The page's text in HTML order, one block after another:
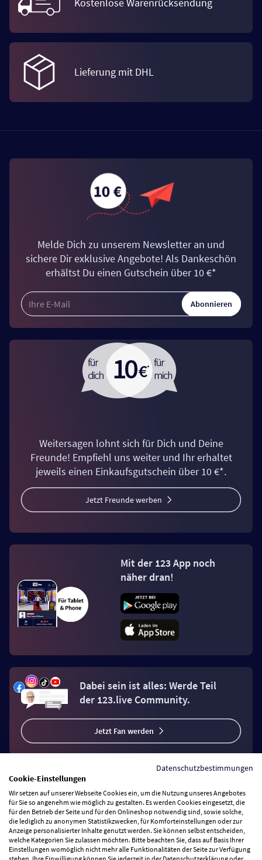
Lieferung mit DHL
Melde Dich zu unserem Newsletter an und
sichere Dir exklusive Angebote! Als Dankeschön
erhältst Du einen Gutschein über 10 €*
Abonnieren
Weitersagen lohnt sich für Dich und Deine
Freunde! Empfiehl uns weiter und Ihr erhaltet
jeweils einen Einkaufsgutschein über 10 €*.
Jetzt Freunde werben
Mit der 123 App noch
näher dran!
Dabei sein ist alles: Werde Teil
der 123.live Community.
Jetzt Fan werden
Vertrag widerrufen
Zahlungsarten
Datenschutzbestimmungen
Cookie-Einstellungen
Wir setzen auf unserer Webseite Cookies ein, um die Nutzung unseres Angebotes
für Sie so angenehm wie möglich zu gestalten. Es werden Cookies eingesetzt, die
für den Betrieb der Seite und für den Onlineshop notwendig sind, sowie solche,
die lediglich zu anonymen Statistikzwecken, für Komforteinstellungen oder zur
Anzeige personalisierter Inhalte genutzt werden. Sie können selbst entscheiden,
welche Kategorien Sie zulassen möchten. Bitte beachten Sie, dass auf Basis Ihrer
Einstellungen womöglich nicht mehr alle Funktionalitäten der Seite zur Verfügung